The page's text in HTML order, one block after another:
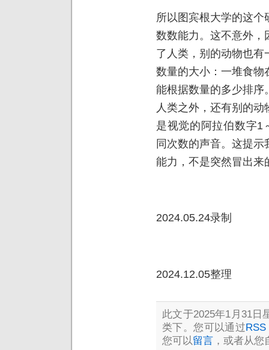
所以图宾根大学的这
数数能力。这不意外，
了人类，别的动物也
数量的大小：一堆食物
能根据数量的多少排序
人类之外，还有别的
是视觉的阿拉伯数字
同次数的声音。这提
能力，不是突然冒出来
2024.05.24录制
2024.12.05整理
此文于2025年1月31日
类下。您可以通过RSS
您可以留言 ，或者从